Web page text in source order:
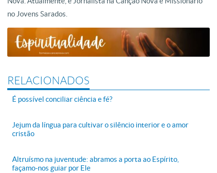
no Jovens Sarados.
RELACIONADOS
É possível conciliar ciência e fé?
Jejum da língua para cultivar o silêncio interior e o amor
cristão
Altruísmo na juventude: abramos a porta ao Espírito,
façamo-nos guiar por Ele